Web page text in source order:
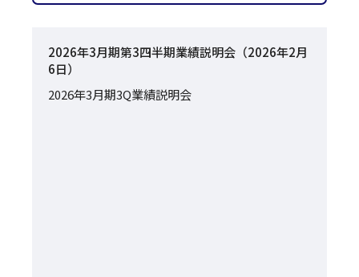
2026年3月期第3四半期業績説明会（2026年2月
6日）
2026年3月期3Q業績説明会